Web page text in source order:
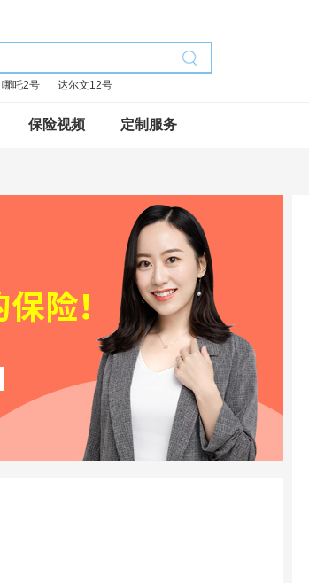
哪吒2号 达尔文12号
保险视频 定制服务